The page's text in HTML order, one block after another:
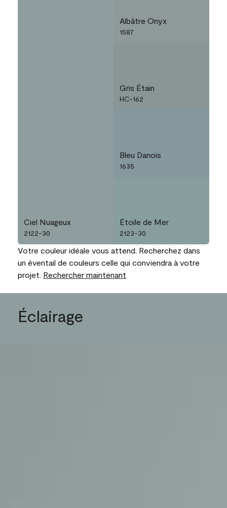
Ciel Nuageux
2122-30
Albâtre Onyx
1587
Gris Étain
HC-162
Bleu Danois
1635
Étoile de Mer
2123-30
Votre couleur idéale vous attend. Recherchez dans
un éventail de couleurs celle qui conviendra à votre
projet. Rechercher maintenant
Éclairage